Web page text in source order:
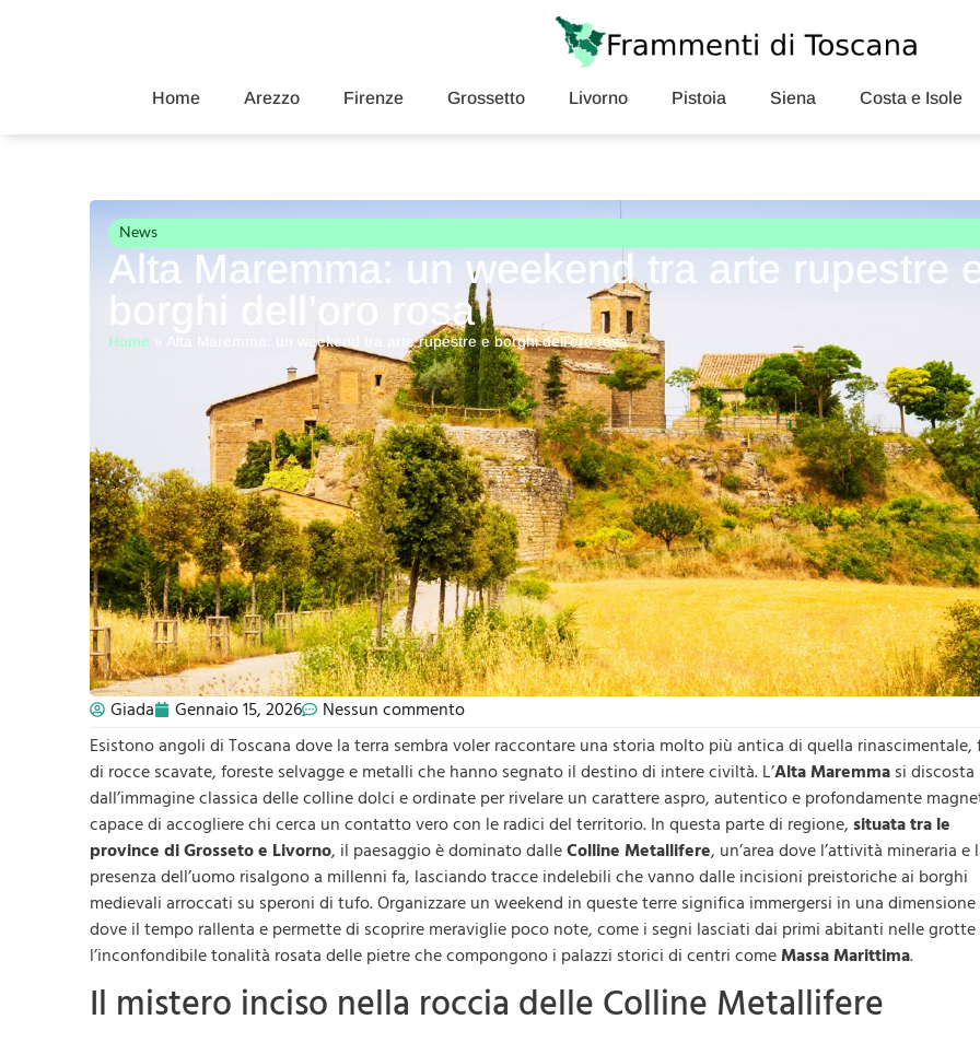
Home Arezzo Firenze Grossetto Livorno Pistoia Siena Costa e Isole
News
Alta Maremma: un weekend tra arte rupestre
borghi dell’oro rosa
Home Alta Maremma: un weekend tra arte rupestre e borghi dell’oro rosa
Giada Gennaio 15, 2026
Nessun commento
Esistono angoli di Toscana dove la terra sembra voler raccontare una storia molto più antica di quella rinascimentale,
di rocce scavate, foreste selvagge e metalli che hanno segnato il destino di intere civiltà. L’AltaMaremma si discosta
dall’immagine classica delle colline dolci e ordinate per rivelare un carattere aspro, autentico e profondamente
capace di accogliere chi cerca un contatto vero con le radici del territorio. In questa parte di regione, situata tra le
province di Grosseto e Livorno, il paesaggio è dominato dalleColline Metallifere, un’area dove l’attività mineraria e
presenza dell’uomo risalgono a millenni fa, lasciando tracce indelebili che vanno dalle incisioni preistoriche ai borghi
medievali arroccati su speroni di tufo. Organizzare un weekend in queste terre significa immergersi in una dimensione
dove il tempo rallenta e permette di scoprire meraviglie poco note, come i segni lasciati dai primi abitanti nelle grotte
l’inconfondibile tonalità rosata delle pietre che compongono i palazzi storici di centri comeMassaMarittima.
Il mistero inciso nella roccia delle Colline Metallifere